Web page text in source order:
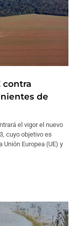
contra
de
el vigor el nuevo
cuyo objetivo es
Europea (UE) y